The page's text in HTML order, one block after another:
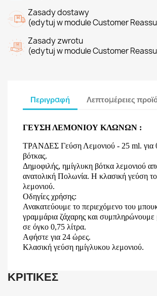
Zasady dostawy
(edytuj w module Customer
Zasady zwrotu
(edytuj w module Customer
Περιγραφή Λεπτομέρειες
ΓΕΥΣΗ ΛΕΜΟΝΙΟΥ ΚΛΩΝΩΝ :
ΤΡΑΝΔΕΣ Γεύση Λεμονιού - 25 ml. για
βότκας.
Δημοφιλής, ημίγλυκη βότκα λεμονιού
ανατολική Πολωνία. Η κλασική γεύση
λεμονιού.
Οδηγίες χρήσης:
Ανακατεύουμε το περιεχόμενο του
γραμμάρια ζάχαρης και
σε όγκο 0,75 λίτρα.
Αφήστε για 24 ώρες.
Κλασική γεύση ημίγλυκου λεμονιού.
ΚΡΙΤΙΚΈΣ